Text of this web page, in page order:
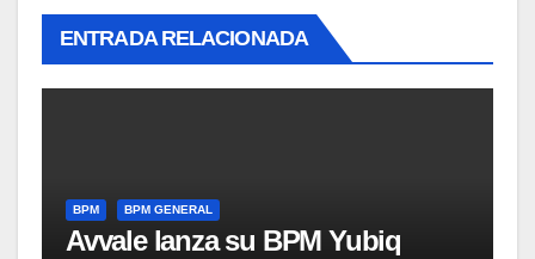
ENTRADA RELACIONADA
BPM BPM GENERAL
Avvale lanza su BPM Yubiq